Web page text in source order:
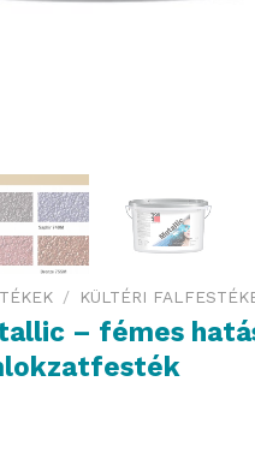
/ KÜLTÉRI
– fémes